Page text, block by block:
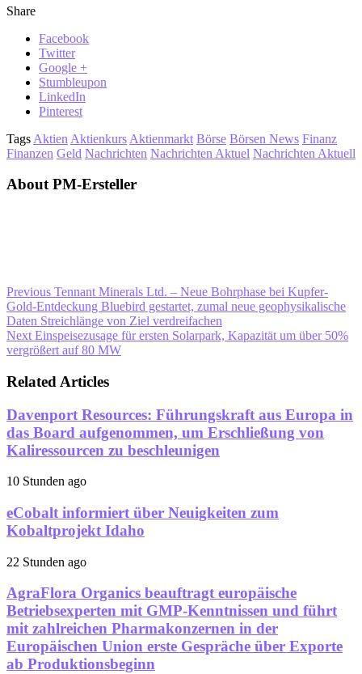
Share
Facebook
Twitter
Google +
Stumbleupon
LinkedIn
Pinterest
Tags Aktien Aktienkurs Aktienmarkt Börse Börsen News Finanz
Finanzen Geld Nachrichten Nachrichten Aktuel Nachrichten Aktuell
About PM-Ersteller
Previous Tennant Minerals Ltd. – Neue Bohrphase bei Kupfer-
Gold-Entdeckung Bluebird gestartet, zumal neue geophysikalische
Daten Streichlänge von Ziel verdreifachen
Next Einspeisezusage für ersten Solarpark, Kapazität um über 50%
vergrößert auf 80 MW
Related Articles
Davenport Resources: Führungskraft aus Europa in
das Board aufgenommen, um Erschließung von
Kaliressourcen zu beschleunigen
10 Stunden ago
eCobalt informiert über Neuigkeiten zum
Kobaltprojekt Idaho
22 Stunden ago
AgraFlora Organics beauftragt europäische
Betriebsexperten mit GMP-Kenntnissen und führt
mit zahlreichen Pharmakonzernen in der
Europäischen Union erste Gespräche über Exporte
ab Produktionsbeginn